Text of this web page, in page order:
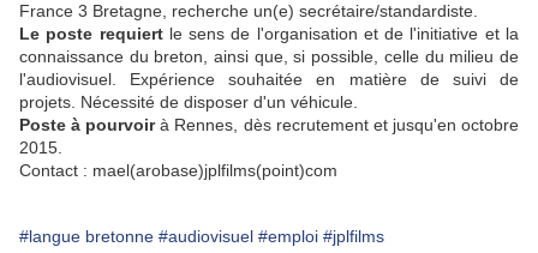
France 3 Bretagne, recherche un(e) secrétaire/standardiste.
Le poste requiertle sens de l'organisation et de l'initiative et la
connaissance du breton, ainsi que, si possible, celle du milieu de
l'audiovisuel. Expérience souhaitée en matière de suivi de
projets. Nécessité de disposer d'un véhicule.
Poste à pourvoirà Rennes, dès recrutement et jusqu'en octobre
2015.
Contact : mael(arobase)jplfilms(point)com
#langue bretonne #audiovisuel #emploi #jplfilms